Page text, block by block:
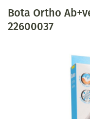
Bota Ortho
22600037